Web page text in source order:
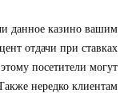
данное казино вашим
отдачи при ставках
посетители могут
нередко клиентам